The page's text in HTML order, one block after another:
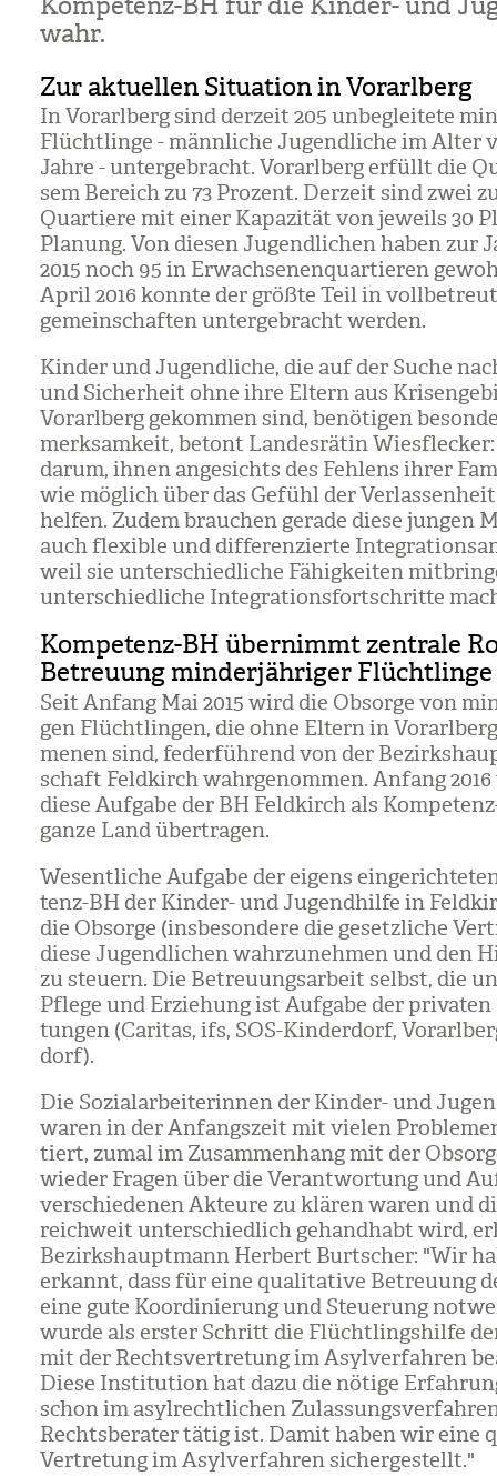
wahr.
Zur aktuellen Situation in Vorarlberg
In Vor­arl­berg sind der­zeit 205 unbe­glei­tete
Flücht­linge - männ­li­che Jugend­li­che im Alter
Jahre - unter­ge­bracht. Vor­arl­berg erfüllt die
sem Bereich zu 73 Pro­zent. Der­zeit sind zwei
Quar­tiere mit einer Kapa­zi­tät von jeweils 30
Pla­nung. Von die­sen Jugend­li­chen haben zur
2015 noch 95 in Erwach­se­nen­quar­tie­ren
April 2016 konnte der größte Teil in
ge­mein­schaf­ten unter­ge­bracht wer­den.
Kin­der und Jugend­li­che, die auf der Suche
und Sicher­heit ohne ihre Eltern aus
Vor­arl­berg gekom­men sind, benö­ti­gen
merk­sam­keit, betont Lan­des­rä­tin Wies­fle­cker:
darum, ihnen ange­sichts des Feh­lens ihrer
wie mög­lich über das Gefühl der
hel­fen. Zudem brau­chen gerade diese jun­gen
auch fle­xi­ble und dif­fe­ren­zierte
weil sie unter­schied­li­che Fähig­kei­ten
unter­schied­li­che Inte­gra­ti­ons­fort­schritte
Kompetenz-BH übernimmt zentrale
Betreuung minderjähriger Flüchtlinge
Seit Anfang Mai 2015 wird die Obsorge von
gen Flücht­lin­gen, die ohne Eltern in
me­nen sind, feder­füh­rend von der
schaft Feld­kirch wahr­ge­nom­men. Anfang
diese Auf­gabe der BH Feld­kirch als
ganze Land über­tra­gen.
Wesent­li­che Auf­gabe der eigens
tenz-BH der Kin­der- und Jugend­hilfe in
die Obsorge (ins­be­son­dere die gesetz­li­che
diese Jugend­li­chen wahr­zu­neh­men und den
zu steu­ern. Die Betreu­ungs­ar­beit selbst, die
Pflege und Erzie­hung ist Auf­gabe der
tun­gen (Cari­tas, ifs, SOS-Kin­der­dorf,
dorf).
Die Sozi­al­ar­bei­te­rin­nen der Kin­der- und
waren in der Anfangs­zeit mit vie­len
tiert, zumal im Zusam­men­hang mit der
wie­der Fra­gen über die Ver­ant­wor­tung und
ver­schie­de­nen Akteure zu klä­ren waren und
reich­weit unter­schied­lich gehand­habt wird,
Bezirks­haupt­mann Her­bert Burt­scher: "Wir
erkannt, dass für eine qua­li­ta­tive Betreu­ung
eine gute Koor­di­nie­rung und Steue­rung
wurde als ers­ter Schritt die Flücht­lings­hilfe
mit der Rechts­ver­tre­tung im Asyl­ver­fah­ren
Diese Insti­tu­tion hat dazu die nötige
schon im asyl­recht­li­chen
Rechts­be­ra­ter tätig ist. Damit haben wir eine
Ver­tre­tung im Asyl­ver­fah­ren sicher­ge­stellt."